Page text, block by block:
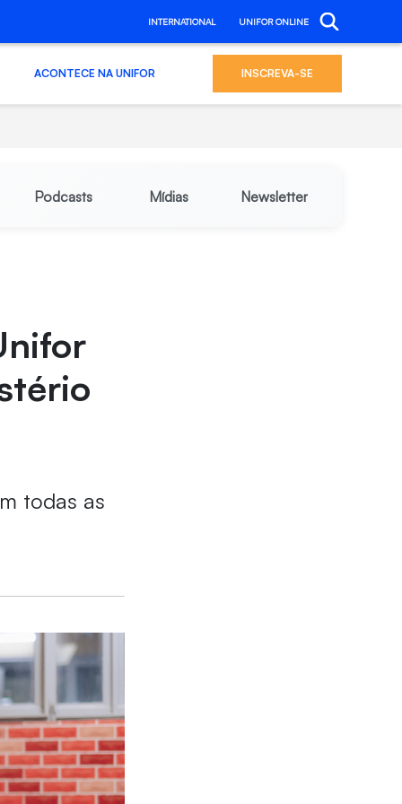
INTERNATIONAL UNIFOR ONLINE
ACONTECE NA UNIFOR INSCREVA-SE
Podcasts Mídias Newsletter
todas as